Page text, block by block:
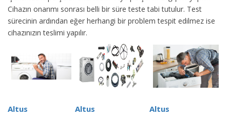
Cihazın onarımı sonrası belli bir süre teste tabi tutulur. Test
sürecinin ardından eğer herhangi bir problem tespit edilmez ise
cihazınızın teslimi yapılır.
Altus
Altus
Altus